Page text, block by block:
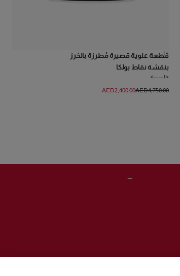
قطعة علوية قصيرة مُطرزة بالخرز
بنقشة نقاط بولكا
<!---->
1 لون
AED‌4,750.00
AED‌2,400.00